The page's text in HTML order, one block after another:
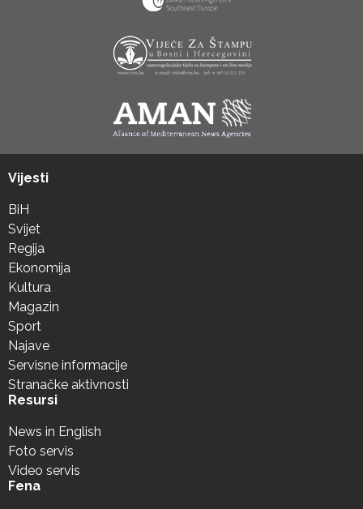
Vijesti
BiH
Svijet
Regija
Ekonomija
Kultura
Magazin
Sport
Najave
Servisne informacije
Stranačke aktivnosti
Resursi
News in English
Foto servis
Video servis
Fena